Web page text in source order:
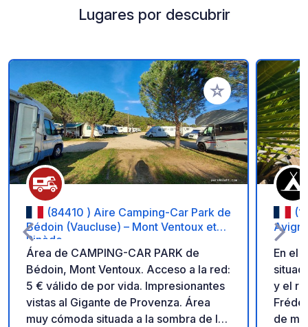
Lugares por descubrir
Añadir a tus
(84410 ) Aire Camping-Car Park de
Bédoin (Vaucluse) – Mont Ventoux et
Pinède
Área de CAMPING-CAR PARK de
Bédoin, Mont Ventoux. Acceso a la red:
5 € válido de por vida. Impresionantes
vistas al Gigante de Provenza. Área
muy cómoda situada a la sombra de los
En el
y el
de